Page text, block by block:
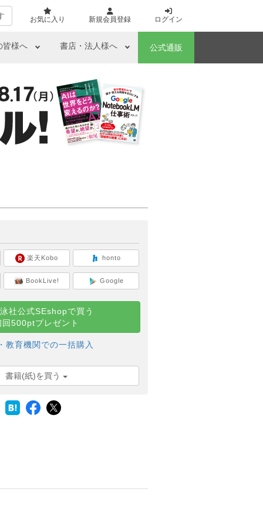
お気に入り 新規会員登録 ログイン
皆様へ 書店・法人様へ 公式通販
楽天Kobo
BookLive!
honto
Google
社公式SEshopで買う
回500ptプレゼント
教育機関での一括購入
書籍(紙)を買う